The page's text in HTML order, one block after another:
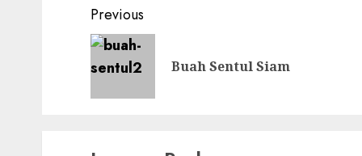
Post
navigation
Previous
Buah Sentul Siam